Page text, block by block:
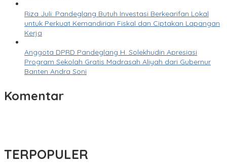
Riza Juli: Pandeglang Butuh Investasi Berkearifan Lokal
untuk Perkuat Kemandirian Fiskal dan Ciptakan Lapangan
Kerja
Anggota DPRD Pandeglang H. Solekhudin Apresiasi
Program Sekolah Gratis Madrasah Aliyah dari Gubernur
Banten Andra Soni
Komentar
TERPOPULER